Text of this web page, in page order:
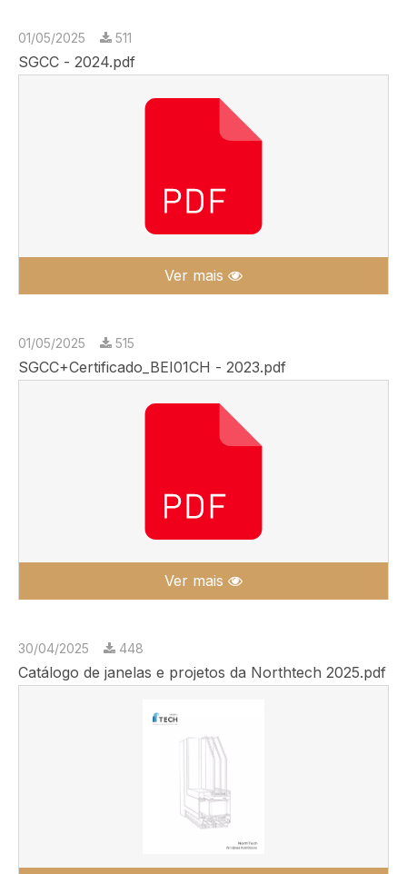
01/05/2025 511
SGCC - 2024.pdf
Ver mais
01/05/2025 515
SGCC+Certificado_BEI01CH - 2023.pdf
Ver mais
30/04/2025 448
Catálogo de janelas e projetos da Northtech 2025.pdf